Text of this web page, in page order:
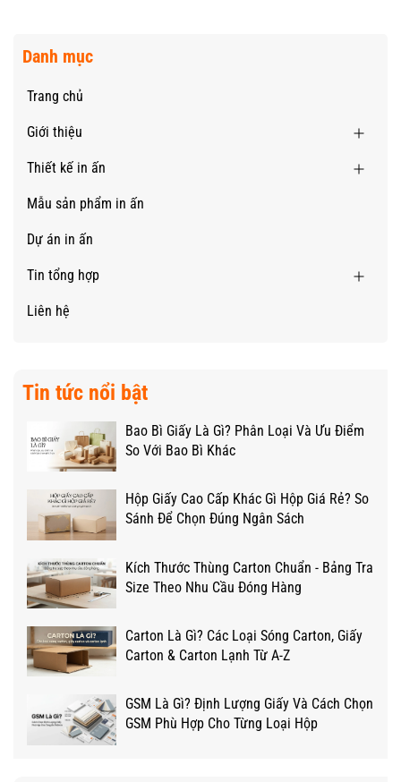
Danh mục
Trang chủ
Giới thiệu
Thiết kế in ấn
Mẫu sản phẩm in ấn
Dự án in ấn
Tin tổng hợp
Liên hệ
Tin tức nổi bật
Bao Bì Giấy Là Gì? Phân Loại Và Ưu Điểm
So Với Bao Bì Khác
Hộp Giấy Cao Cấp Khác Gì Hộp Giá Rẻ? So
Sánh Để Chọn Đúng Ngân Sách
Kích Thước Thùng Carton Chuẩn - Bảng Tra
Size Theo Nhu Cầu Đóng Hàng
Carton Là Gì? Các Loại Sóng Carton, Giấy
Carton & Carton Lạnh Từ A-Z
GSM Là Gì? Định Lượng Giấy Và Cách Chọn
GSM Phù Hợp Cho Từng Loại Hộp